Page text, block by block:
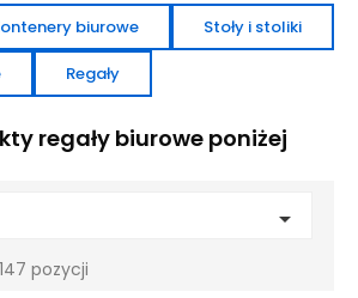
biurowe Stoły i stoliki
Regały
regały biurowe poniżej

pozycji